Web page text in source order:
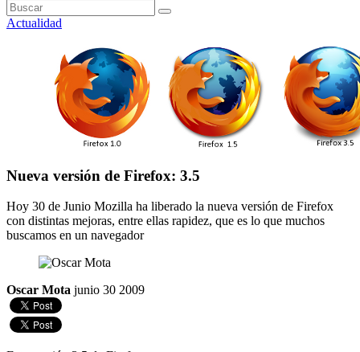
Actualidad
Nueva versión de Firefox: 3.5
Hoy 30 de Junio Mozilla ha liberado la nueva versión de Firefox
con distintas mejoras, entre ellas rapidez, que es lo que muchos
buscamos en un navegador
Oscar Mota junio 30 2009